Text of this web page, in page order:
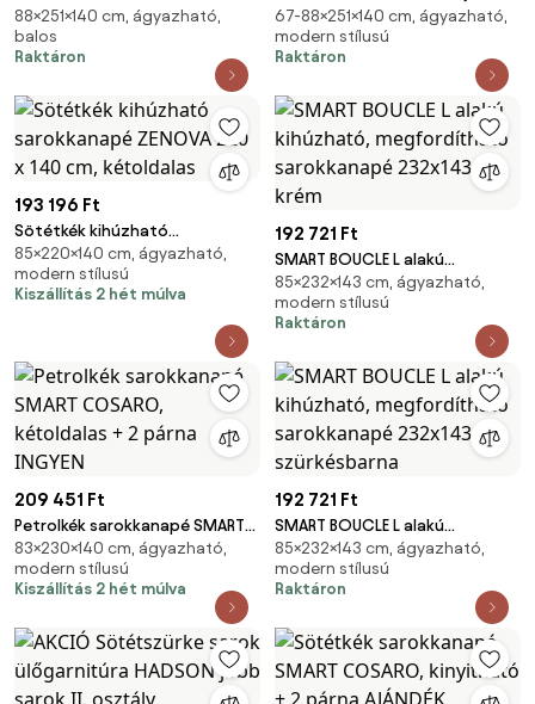
sarokkanapé, 251x140 cm,
sötétrózsaszín, univerzális
88×251×140 cm, ágyazható,
balos
Raktáron
megfordítható sarokkanapé
251x140 cm, krém
67-88×251×140 cm, ágyazható,
modern stílusú
Raktáron
193 196 Ft
Sötétkék kihúzható
sarokkanapé ZENOVA 220 x 140
cm, kétoldalas
85×220×140 cm, ágyazható,
modern stílusú
Kiszállítás 2 hét múlva
192 721 Ft
SMART BOUCLE L alakú
kihúzható, megfordítható
sarokkanapé 232x143 cm, krém
85×232×143 cm, ágyazható,
modern stílusú
Raktáron
209 451 Ft
Petrolkék sarokkanapé SMART
COSARO, kétoldalas + 2 párna
INGYEN
83×230×140 cm, ágyazható,
modern stílusú
Kiszállítás 2 hét múlva
192 721 Ft
SMART BOUCLE L alakú
kihúzható, megfordítható
sarokkanapé 232x143 cm,
szürkésbarna
85×232×143 cm, ágyazható,
modern stílusú
Raktáron